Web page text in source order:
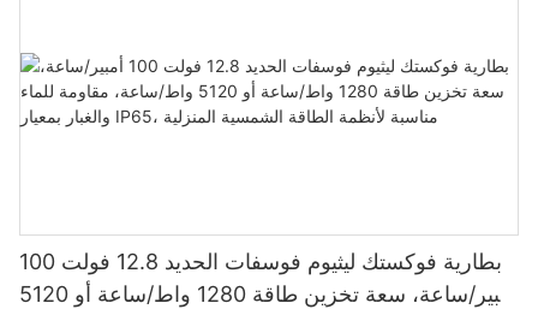
بطارية فوكستك ليثيوم فوسفات الحديد 12.8 فولت 100
أمبير/ساعة، سعة تخزين طاقة 1280 واط/ساعة أو 5120